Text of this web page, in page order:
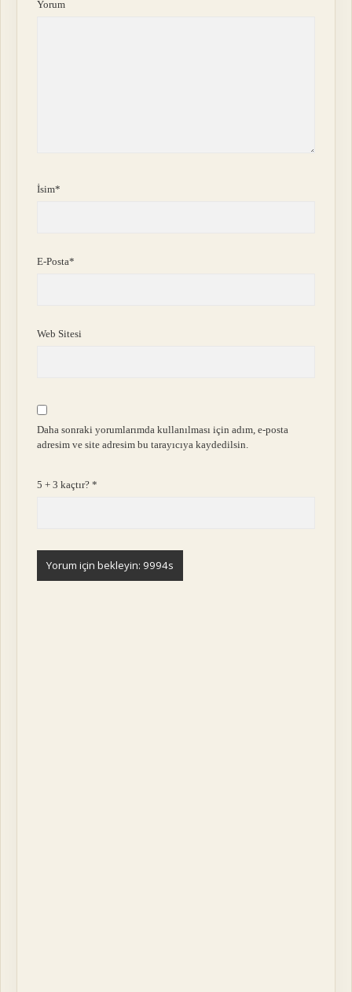
Yorum
İsim*
E-Posta*
Web Sitesi
Daha sonraki yorumlarımda kullanılması için adım, e-posta
adresim ve site adresim bu tarayıcıya kaydedilsin.
5 + 3 kaçtır?*